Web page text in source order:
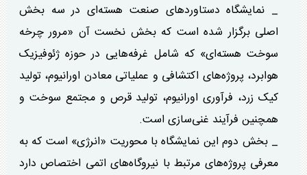
_ نمایشگاه دستاورد‌های صنعت هسته‌ای در سه بخش
اصلی برگزار شده است که بخش نخست آن «مرور چرخه
سوخت هسته‌ای» که شامل غرفه‌هایی در حوزه ژئوفیزیک
هوابرد، پروژه‌های اکتشافی و عملیاتی معادن اورانیوم، تولید
کیک زرد، فرآوری اورانیوم، تولید قرص و مجتمع سوخت و
همچنین فرآیند غنی‌سازی است.
_ بخش دوم این نمایشگاه با محوریت «انرژی» است که به
معرفی پروژه‌های مرتبط با نیروگاه‌های اتمی اختصاص دارد